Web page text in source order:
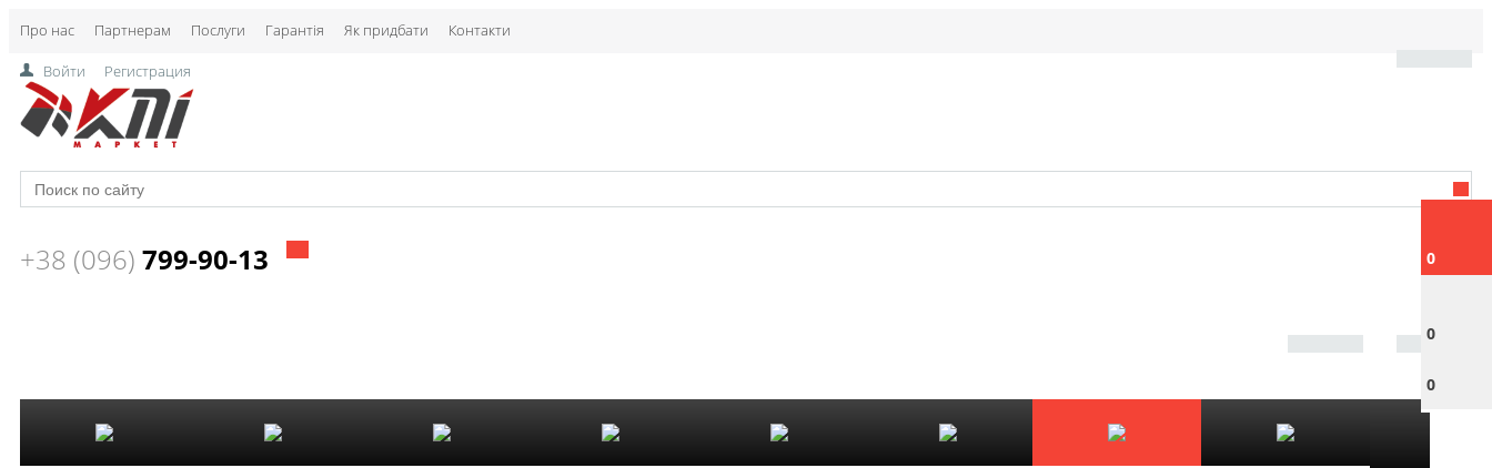
Про нас Партнерам Послуги Гарантія Як придбати Контакти
0
0
0
Войти Регистрация
+38 (096) 799-90-13